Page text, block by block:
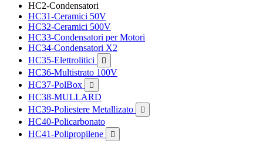
HC2-Condensatori
HC31-Ceramici 50V
HC32-Ceramici 500V
HC33-Condensatori per Motori
HC34-Condensatori X2
HC35-Elettrolitici

HC36-Multistrato 100V
HC37-PolBox

HC38-MULLARD
HC39-Poliestere Metallizato

HC40-Policarbonato
HC41-Polipropilene
